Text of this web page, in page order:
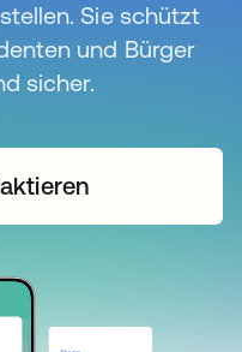
Sie schützt
und Bürger
sicher.